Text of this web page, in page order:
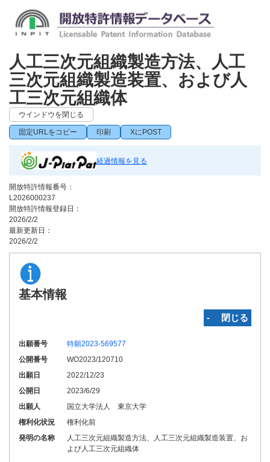
人工三次元組織製造方法、人工
三次元組織製造装置、および人
工三次元組織体
ウインドウを閉じる
固定URLをコピー 印刷 XにPOST
経過情報を見る
開放特許情報番号：
L2026000237
開放特許情報登録日：
2026/2/2
最新更新日：
2026/2/2
基本情報
‐ 閉じる
出願番号
特願2023-569577
公開番号
WO2023/120710
出願日
2022/12/23
公開日
2023/6/29
出願人
国立大学法人 東京大学
権利化状況
権利化前
発明の名称
人工三次元組織製造方法、人工三次元組織製造装置、お
よび人工三次元組織体